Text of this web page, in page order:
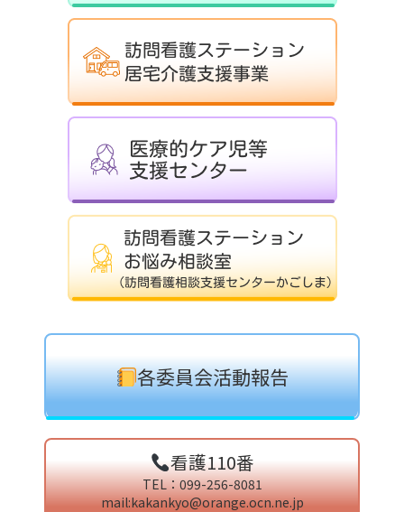
各委員会活動報告
看護110番
TEL：099-256-8081
mail:kakankyo@orange.ocn.ne.jp